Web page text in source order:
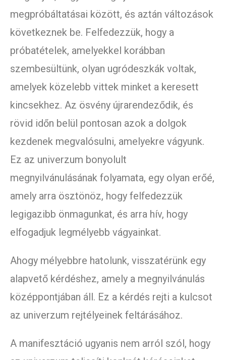
megpróbáltatásai között, és aztán változások
következnek be. Felfedezzük, hogy a
próbatételek, amelyekkel korábban
szembesültünk, olyan ugródeszkák voltak,
amelyek közelebb vittek minket a keresett
kincsekhez. Az ösvény újrarendeződik, és
rövid időn belül pontosan azok a dolgok
kezdenek megvalósulni, amelyekre vágyunk.
Ez az univerzum bonyolult
megnyilvánulásának folyamata, egy olyan erőé,
amely arra ösztönöz, hogy felfedezzük
legigazibb önmagunkat, és arra hív, hogy
elfogadjuk legmélyebb vágyainkat.
Ahogy mélyebbre hatolunk, visszatérünk egy
alapvető kérdéshez, amely a megnyilvánulás
középpontjában áll. Ez a kérdés rejti a kulcsot
az univerzum rejtélyeinek feltárásához.
A manifesztáció ugyanis nem arról szól, hogy